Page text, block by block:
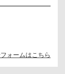
ォームはこちら